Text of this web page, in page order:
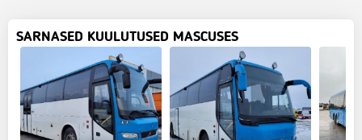
SARNASED KUULUTUSED MASCUSES